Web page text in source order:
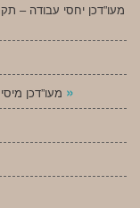
מעו”דכן יחסי עבודה –
»